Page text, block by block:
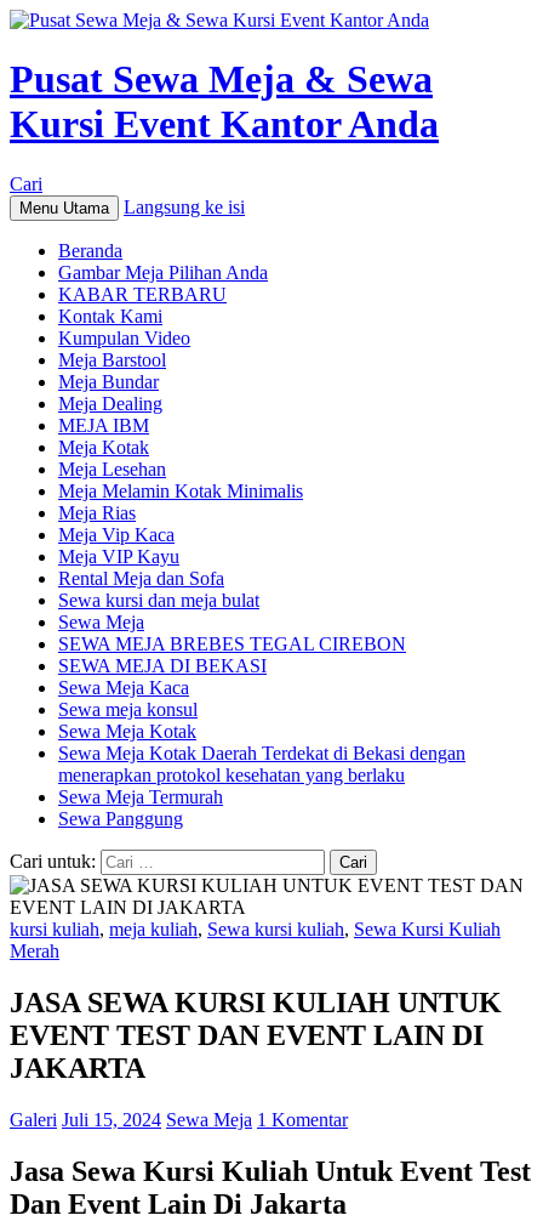
Pusat Sewa Meja & Sewa
Kursi Event Kantor Anda
Cari
Menu Utama Langsung ke isi
Beranda
Gambar Meja Pilihan Anda
KABAR TERBARU
Kontak Kami
Kumpulan Video
Meja Barstool
Meja Bundar
Meja Dealing
MEJA IBM
Meja Kotak
Meja Lesehan
Meja Melamin Kotak Minimalis
Meja Rias
Meja Vip Kaca
Meja VIP Kayu
Rental Meja dan Sofa
Sewa kursi dan meja bulat
Sewa Meja
SEWA MEJA BREBES TEGAL CIREBON
SEWA MEJA DI BEKASI
Sewa Meja Kaca
Sewa meja konsul
Sewa Meja Kotak
Sewa Meja Kotak Daerah Terdekat di Bekasi dengan
menerapkan protokol kesehatan yang berlaku
Sewa Meja Termurah
Sewa Panggung
Cari untuk:
kursi kuliah, meja kuliah, Sewa kursi kuliah, Sewa Kursi Kuliah
Merah
JASA SEWA KURSI KULIAH UNTUK
EVENT TEST DAN EVENT LAIN DI
JAKARTA
Galeri Juli 15, 2024 Sewa Meja 1 Komentar
Jasa Sewa Kursi Kuliah Untuk Event Test
Dan Event Lain Di Jakarta